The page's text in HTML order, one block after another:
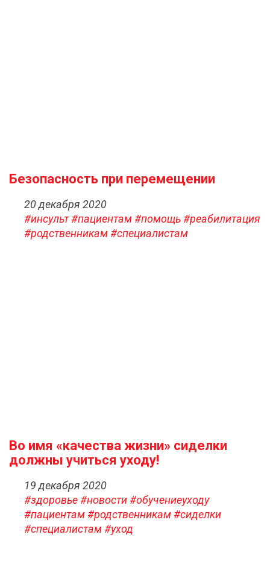
Безопасность при перемещении
20 декабря 2020
#инсульт#пациентам#помощь#реабилитация
#родственникам#специалистам
Во имя «качества жизни» сиделки
должны учиться уходу!
19 декабря 2020
#здоровье#новости#обучениеуходу
#пациентам#родственникам#сиделки
#специалистам#уход